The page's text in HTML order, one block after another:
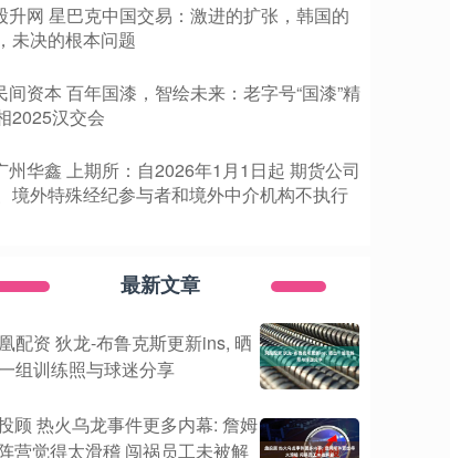
升网 星巴克中国交易：激进的扩张，韩国的
未决的根本问题
间资本 百年国漆，智绘未来：老字号“国漆”精
2025汉交会
州华鑫 上期所：自2026年1月1日起 期货公司
境外特殊经纪参与者和境外中介机构不执行
最新文章
配资 狄龙-布鲁克斯更新ins, 晒
组训练照与球迷分享
顾 热火乌龙事件更多内幕: 詹姆
营觉得太滑稽 闯祸员工未被解